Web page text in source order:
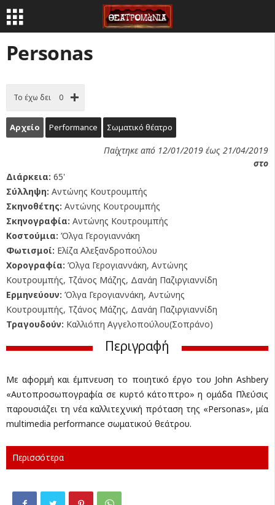
Personas
Το έχω δει 0
Αρχείο Performance Σωματικό θέατρο
Παίχτηκε από 12/01/2019 έως 21/04/2019
στο
Διάρκεια: 65'
Σύλληψη: Αντώνης Κουτρουμπής
Σκηνοθέτης: Αντώνης Κουτρουμπής
Σκηνογραφία: Αντώνης Κουτρουμπής
Κοστούμια: Όλγα Γερογιαννάκη
Φωτισμοί: Ελίζα Αλεξανδροπούλου
Χορογραφία: Όλγα Γερογιαννάκη, Αντώνης
Κουτρουμπής, Τζάνος Μάζης, Δανάη Παζιργιαννίδη
Ερμηνεύουν: Όλγα Γερογιαννάκη, Αντώνης
Κουτρουμπής, Τζάνος Μάζης, Δανάη Παζιργιαννίδη
Τραγουδούν: Καλλιόπη Αγγελοπούλου(Σοπράνο)
Περιγραφή
Με αφορμή και έμπνευση το ποιητικό έργο του John Ashbery
«Αυτοπροσωπογραφία σε κυρτό κάτοπτρο» η ομάδα Πλεύσις
παρουσιάζει τη νέα καλλιτεχνική πρόταση της «Personas», μία
multimedia performance σωματικού θεάτρου.
Περισσότερα